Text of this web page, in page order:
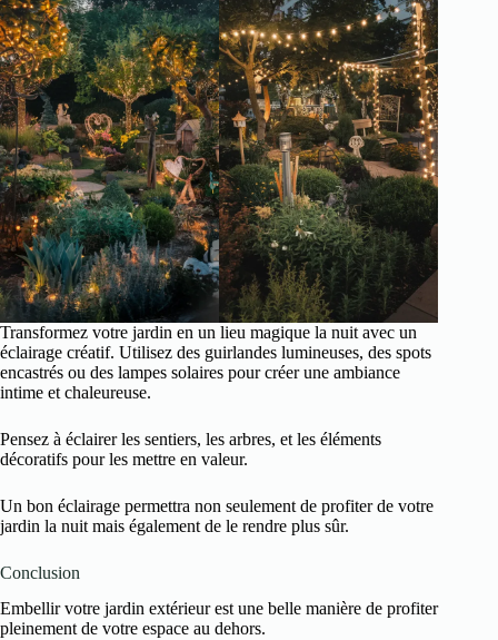
Transformez votre jardin en un lieu magique la nuit avec un
éclairage créatif. Utilisez des guirlandes lumineuses, des spots
encastrés ou des lampes solaires pour créer une ambiance
intime et chaleureuse.
Pensez à éclairer les sentiers, les arbres, et les éléments
décoratifs pour les mettre en valeur.
Un bon éclairage permettra non seulement de profiter de votre
jardin la nuit mais également de le rendre plus sûr.
Conclusion
Embellir votre jardin extérieur est une belle manière de profiter
pleinement de votre espace au dehors.